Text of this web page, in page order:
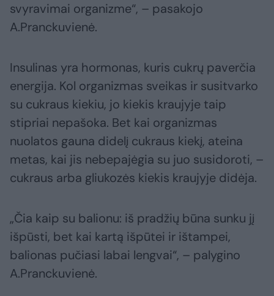
svyravimai organizme“, – pasakojo
A.Pranckuvienė.
Insulinas yra hormonas, kuris cukrų paverčia
energija. Kol organizmas sveikas ir susitvarko
su cukraus kiekiu, jo kiekis kraujyje taip
stipriai nepašoka. Bet kai organizmas
nuolatos gauna didelį cukraus kiekį, ateina
metas, kai jis nebepajėgia su juo susidoroti, –
cukraus arba gliukozės kiekis kraujyje didėja.
„Čia kaip su balionu: iš pradžių būna sunku jį
išpūsti, bet kai kartą išpūtei ir ištampei,
balionas pučiasi labai lengvai“, – palygino
A.Pranckuvienė.